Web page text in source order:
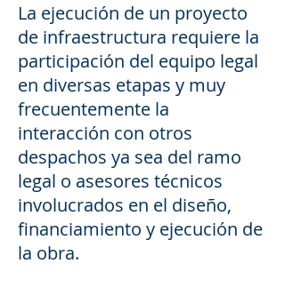
La ejecución de un proyecto
de infraestructura requiere la
participación del equipo legal
en diversas etapas y muy
frecuentemente la
interacción con otros
despachos ya sea del ramo
legal o asesores técnicos
involucrados en el diseño,
financiamiento y ejecución de
la obra.